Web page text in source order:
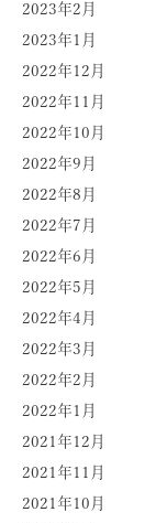
2023年2月
2023年1月
2022年12月
2022年11月
2022年10月
2022年9月
2022年8月
2022年7月
2022年6月
2022年5月
2022年4月
2022年3月
2022年2月
2022年1月
2021年12月
2021年11月
2021年10月